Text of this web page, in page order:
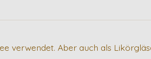
verwendet. Aber auch als